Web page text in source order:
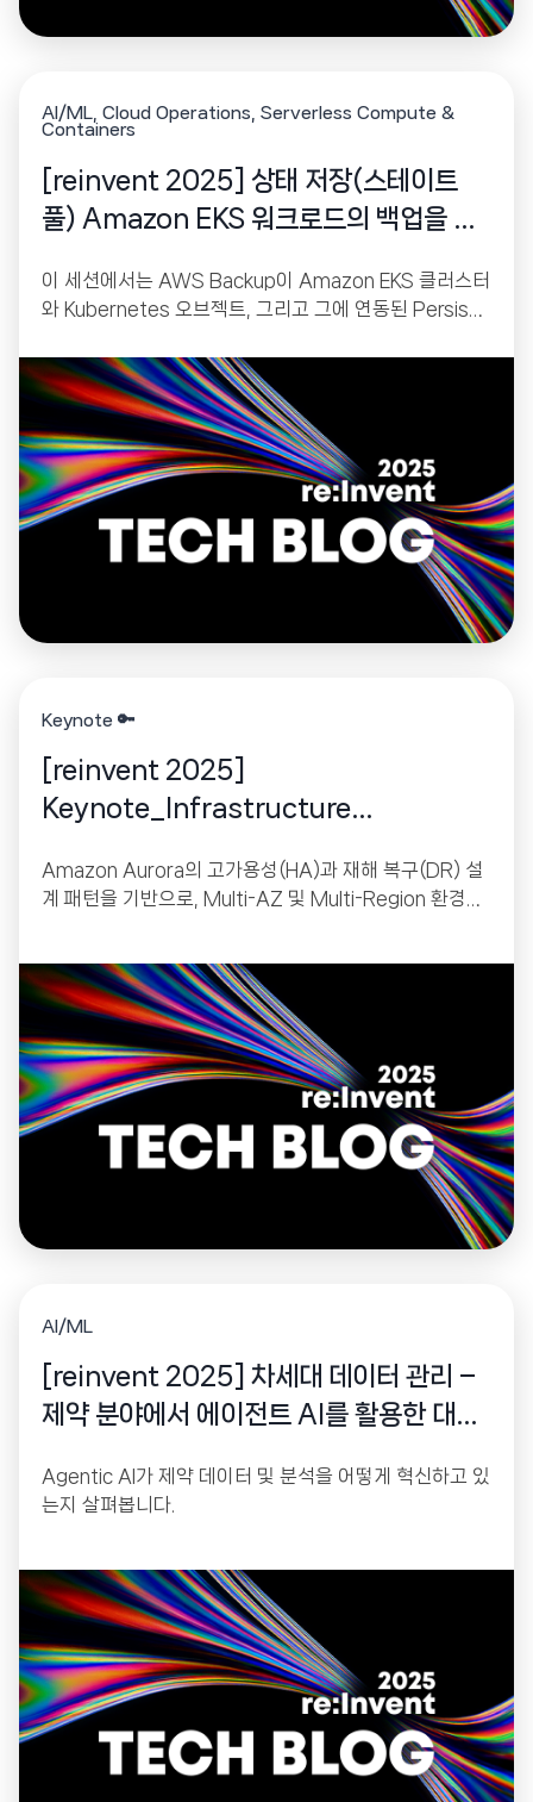
AI/ML Cloud Operations Serverless Compute &
Containers
[reinvent 2025] 상태 저장(스테이트
풀) Amazon EKS 워크로드의 백업을 간
이 세션에서는 AWS Backup이 Amazon EKS 클러스터
와 Kubernetes 오브젝트, 그리고 그에 연동된 Persiste
식으로 보호할 수 있는지 소개했습니다. AWS Backup은
단순한 백업 서비스가 아니라, 재해 복구(DR), 랜섬웨어
복원력, 불변(Immutable) 백업, 멀티 계정·멀티 리전 아
키텍처까지 지원하는 강력한 데이터 보호 플랫폼입니다.
이번 발표는 EKS 클러스터 운영자, DevOps 엔지니어,
플랫폼 팀이 안정적인 클러스터 환경을 유지하기 위해 반
드시 알아야 하는 핵심 기능을 다루고 있습니다.
Keynote 🔑
[reinvent 2025]
Keynote_Infrastructure
Amazon Aurora의 고가용성(HA)과 재해 복구(DR) 설
계 패턴을 기반으로, Multi-AZ 및 Multi-Region 환경에
AI/ML
[reinvent 2025] 차세대 데이터 관리 –
제약 분야에서 에이전트 AI를 활용한 대규
Agentic AI가 제약 데이터 및 분석을 어떻게 혁신하고 있
는지 살펴봅니다.